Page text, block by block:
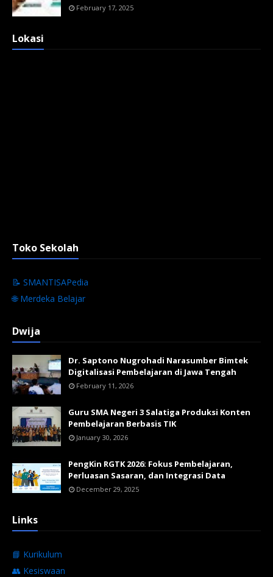
February 17, 2025
Lokasi
Toko Sekolah
📝 SMANTISAPedia
🌐 Merdeka Belajar
Dwija
Dr. Saptono Nugrohadi Narasumber Bimtek
Digitalisasi Pembelajaran di Jawa Tengah
February 11, 2026
Guru SMA Negeri 3 Salatiga Produksi Konten
Pembelajaran Berbasis TIK
January 30, 2026
PengKin RGTK 2026: Fokus Pembelajaran,
Perluasan Sasaran, dan Integrasi Data
December 29, 2025
Links
📘 Kurikulum
👥 Kesiswaan